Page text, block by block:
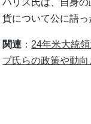
貨について公に語っ
関連 ： 24年米大統
プ氏らの政策や動向